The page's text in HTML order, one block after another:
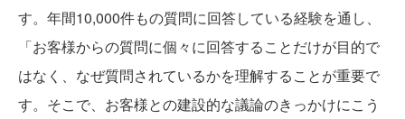
す。年間10,000件もの質問に回答している経験を通し、
「お客様からの質問に個々に回答することだけが目的で
はなく、なぜ質問されているかを理解することが重要で
す。そこで、お客様との建設的な議論のきっかけにこう